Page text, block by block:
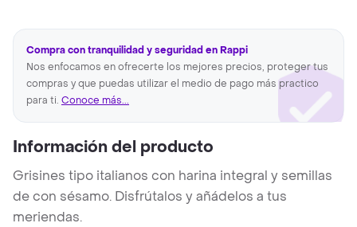
Compra con tranquilidad y seguridad en Rappi
Nos enfocamos en ofrecerte los mejores precios, proteger tus
compras y que puedas utilizar el medio de pago más practico
para ti. Conoce más...
Información del producto
Grisines tipo italianos con harina integral y semillas
de con sésamo. Disfrútalos y añádelos a tus
meriendas.